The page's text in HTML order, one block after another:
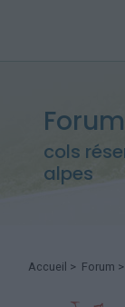
Forum
cols
alpes
Accueil > Forum